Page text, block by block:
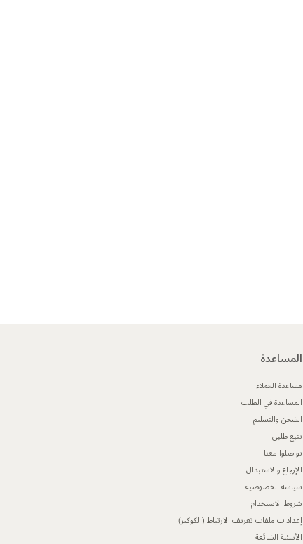
المساعدة
مساعدة العملاء
المساعدة في الطلب
الشحن والتسليم
تتبع طلبي
تواصلوا معنا
الإرجاع والاستبدال
سياسة الخصوصية
شروط الاستخدام
إعدادات ملفات تعريف الارتباط (الكوكيز)
الأسئلة الشائعة